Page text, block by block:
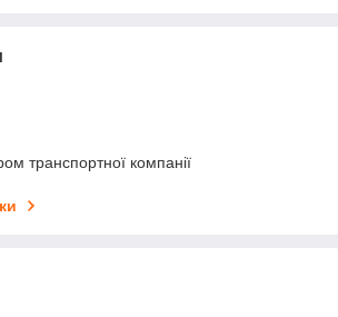
транспортної компанії